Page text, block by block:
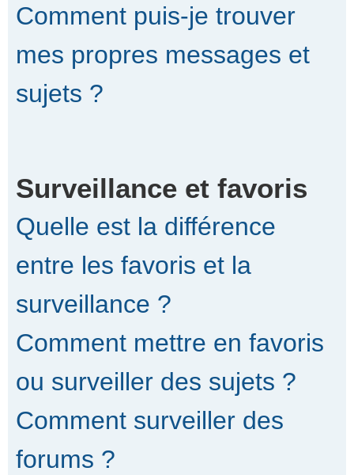
Comment puis-je trouver
mes propres messages et
sujets ?
Surveillance et favoris
Quelle est la différence
entre les favoris et la
surveillance ?
Comment mettre en favoris
ou surveiller des sujets ?
Comment surveiller des
forums ?